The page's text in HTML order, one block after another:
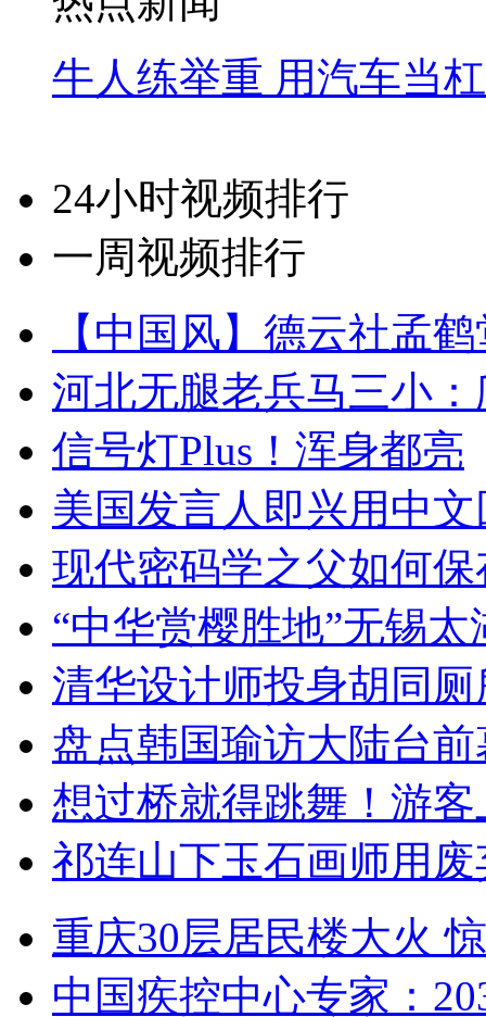
牛人练举重 用汽车当
24小时视频排行
一周视频排行
【中国风】德云社孟
河北无腿老兵马三小
信号灯Plus！浑身都亮
美国发言人即兴用中
现代密码学之父如何
“中华赏樱胜地”无锡
清华设计师投身胡同
盘点韩国瑜访大陆台
想过桥就得跳舞！游客
祁连山下玉石画师用
重庆30层居民楼大火
中国疾控中心专家：